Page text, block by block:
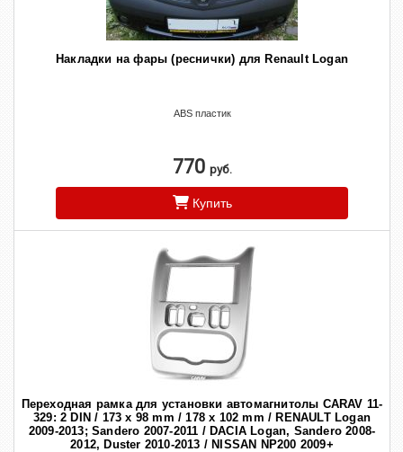
Накладки на фары (реснички) для Renault Logan
ABS пластик
770 руб.
Купить
Переходная рамка для установки автомагнитолы CARAV 11-
329: 2 DIN / 173 x 98 mm / 178 x 102 mm / RENAULT Logan
2009-2013; Sandero 2007-2011 / DACIA Logan, Sandero 2008-
2012, Duster 2010-2013 / NISSAN NP200 2009+